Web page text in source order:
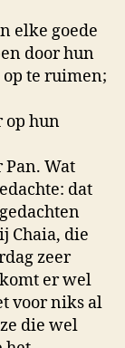
elke goede
door hun
te ruimen;
op hun
Wat
dat
Chaia, die
zeer
er wel
voor niks al
die wel